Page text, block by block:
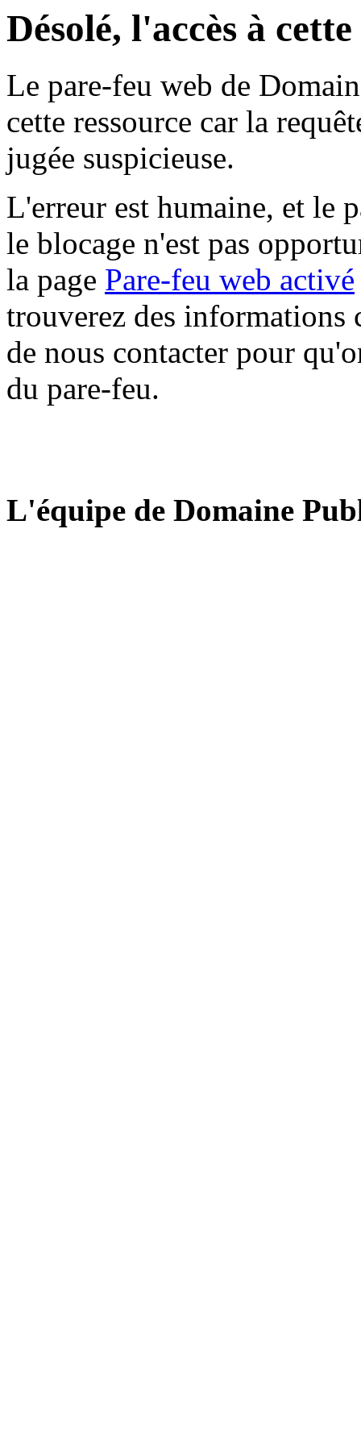
Désolé, l'accès à
Le pare-feu web de
cette ressource car la
jugée suspicieuse.
L'erreur est humaine, et le
le blocage n'est pas
la page Pare-feu web activé
trouverez des informations
de nous contacter pour
du pare-feu.
L'équipe de Domaine